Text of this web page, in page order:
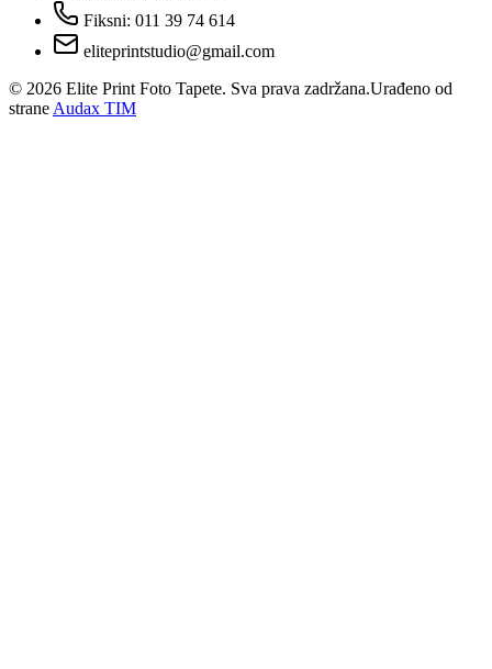
Fiksni: 011 39 74 614
eliteprintstudio@gmail.com
© 2026 Elite Print Foto Tapete. Sva prava zadržana.Urađeno od
strane Audax TIM